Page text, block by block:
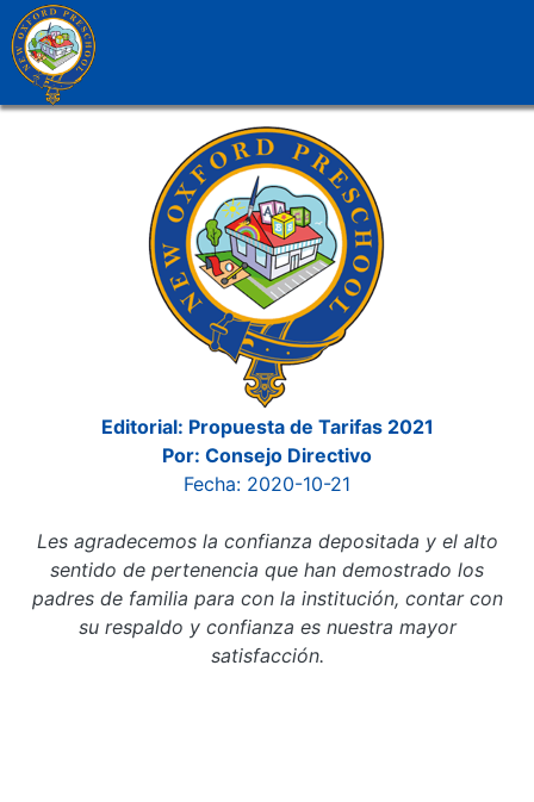
Editorial: Propuesta de Tarifas 2021
Por: Consejo Directivo
Fecha: 2020-10-21
Les agradecemos la confianza depositada y el alto
sentido de pertenencia que han demostrado los
padres de familia para con la institución, contar con
su respaldo y confianza es nuestra mayor
satisfacción.